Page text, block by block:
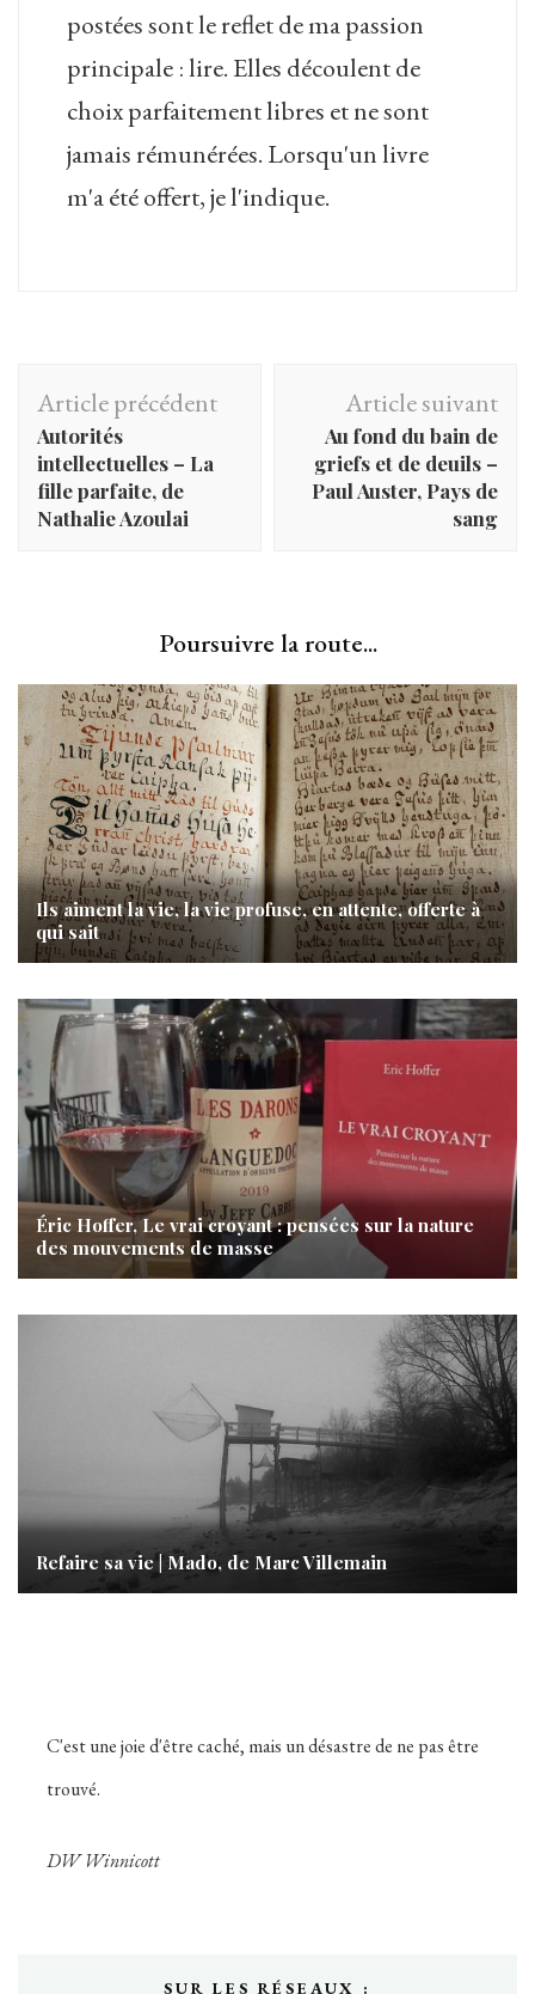
postées sont le reflet de ma passion
principale : lire. Elles découlent de
choix parfaitement libres et ne sont
jamais rémunérées. Lorsqu'un livre
m'a été offert, je l'indique.
Navigation
d'article
Article précédent
Autorités
intellectuelles – La
fille parfaite, de
Nathalie Azoulai
Article suivant
Au fond du bain de
griefs et de deuils –
Paul Auster, Pays de
sang
Poursuivre la route...
Ils aiment la vie, la vie profuse, en attente, offerte à
qui sait
Éric Hoffer, Le vrai croyant : pensées sur la nature
des mouvements de masse
Refaire sa vie | Mado, de Marc Villemain
C'est une joie d'être caché, mais un désastre de ne pas être
trouvé.
DW Winnicott
SUR LES RÉSEAUX :